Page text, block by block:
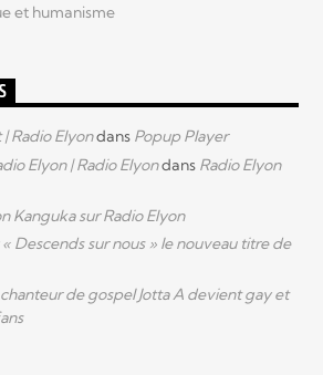
et humanisme
Radio Elyondans Popup Player
Elyon | Radio Elyondans Radio Elyon
Kanguka sur Radio Elyon
Descends sur nous » le nouveau titre de
de gospel Jotta A devient gay et